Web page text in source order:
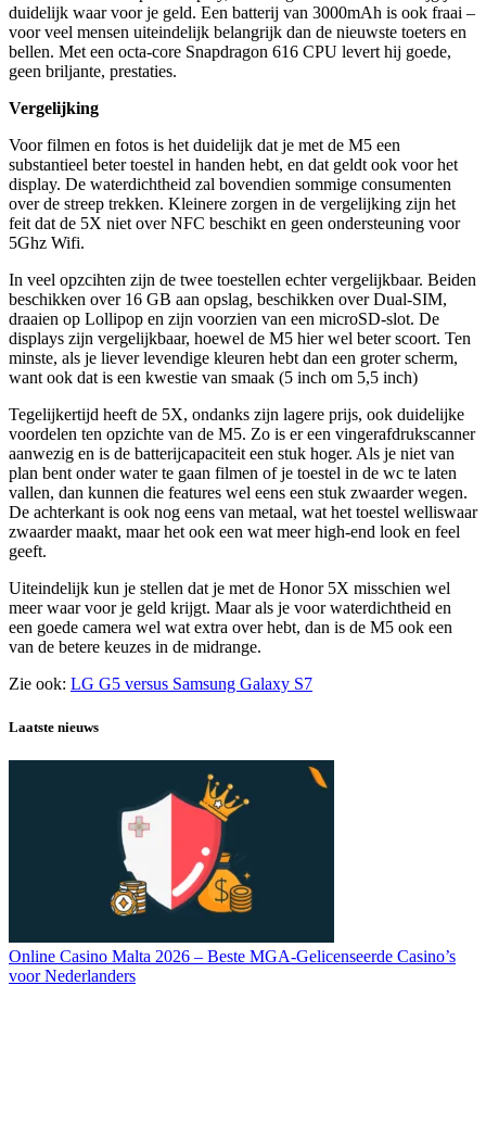
duidelijk waar voor je geld. Een batterij van 3000mAh is ook fraai –
voor veel mensen uiteindelijk belangrijk dan de nieuwste toeters en
bellen. Met een octa-core Snapdragon 616 CPU levert hij goede,
geen briljante, prestaties.
Vergelijking
Voor filmen en fotos is het duidelijk dat je met de M5 een
substantieel beter toestel in handen hebt, en dat geldt ook voor het
display. De waterdichtheid zal bovendien sommige consumenten
over de streep trekken. Kleinere zorgen in de vergelijking zijn het
feit dat de 5X niet over NFC beschikt en geen ondersteuning voor
5Ghz Wifi.
In veel opzcihten zijn de twee toestellen echter vergelijkbaar. Beiden
beschikken over 16 GB aan opslag, beschikken over Dual-SIM,
draaien op Lollipop en zijn voorzien van een microSD-slot. De
displays zijn vergelijkbaar, hoewel de M5 hier wel beter scoort. Ten
minste, als je liever levendige kleuren hebt dan een groter scherm,
want ook dat is een kwestie van smaak (5 inch om 5,5 inch)
Tegelijkertijd heeft de 5X, ondanks zijn lagere prijs, ook duidelijke
voordelen ten opzichte van de M5. Zo is er een vingerafdrukscanner
aanwezig en is de batterijcapaciteit een stuk hoger. Als je niet van
plan bent onder water te gaan filmen of je toestel in de wc te laten
vallen, dan kunnen die features wel eens een stuk zwaarder wegen.
De achterkant is ook nog eens van metaal, wat het toestel welliswaar
zwaarder maakt, maar het ook een wat meer high-end look en feel
geeft.
Uiteindelijk kun je stellen dat je met de Honor 5X misschien wel
meer waar voor je geld krijgt. Maar als je voor waterdichtheid en
een goede camera wel wat extra over hebt, dan is de M5 ook een
van de betere keuzes in de midrange.
Zie ook: LG G5 versus Samsung Galaxy S7
Laatste nieuws
Online Casino Malta 2026 – Beste MGA-Gelicenseerde Casino’s
voor Nederlanders